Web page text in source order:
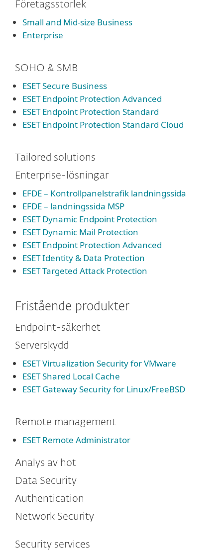
Företagsstorlek
Small and Mid-size Business
Enterprise
SOHO & SMB
ESET Secure Business
ESET Endpoint Protection Advanced
ESET Endpoint Protection Standard
ESET Endpoint Protection Standard Cloud
Tailored solutions
Enterprise-lösningar
EFDE – Kontrollpanelstrafik landningssida
EFDE – landningssida MSP
ESET Dynamic Endpoint Protection
ESET Dynamic Mail Protection
ESET Endpoint Protection Advanced
ESET Identity & Data Protection
ESET Targeted Attack Protection
Fristående produkter
Endpoint-säkerhet
Serverskydd
ESET Virtualization Security for VMware
ESET Shared Local Cache
ESET Gateway Security for Linux/FreeBSD
Remote management
ESET Remote Administrator
Analys av hot
Data Security
Authentication
Network Security
Security services